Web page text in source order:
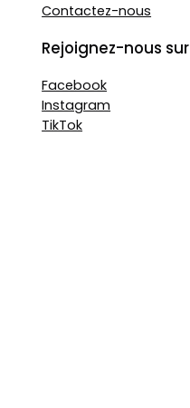
Contactez-nous
Rejoignez-nous sur
Facebook
Instagram
TikTok